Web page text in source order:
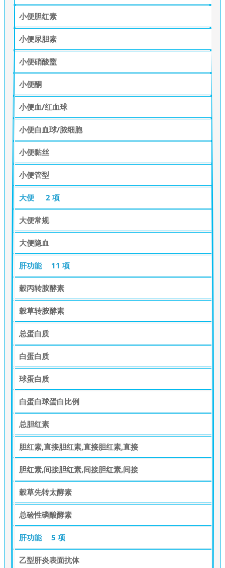
小便胆红素
小便尿胆素
小便硝酸盬
小便酮
小便血/红血球
小便白血球/脓细胞
小便黏丝
小便管型
大便 2 项
大便常规
大便隐血
肝功能 11 项
穀丙转胺酵素
穀草转胺酵素
总蛋白质
白蛋白质
球蛋白质
白蛋白球蛋白比例
总胆红素
胆红素,直接胆红素,直接胆红素,直接
胆红素,间接胆红素,间接胆红素,间接
穀草先转太酵素
总硷性磷酸酵素
肝功能 5 项
乙型肝炎表面抗体